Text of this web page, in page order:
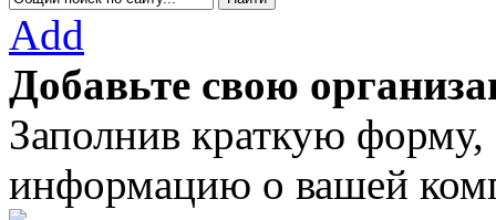
Add
Добавьте свою
Заполнив краткую
информацию о вашей